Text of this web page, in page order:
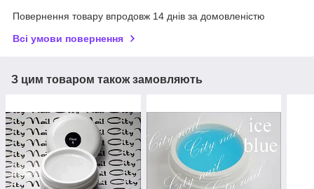
Повернення товару впродовж 14 днів за домовленістю
Всі умови повернення
З цим товаром також замовляють